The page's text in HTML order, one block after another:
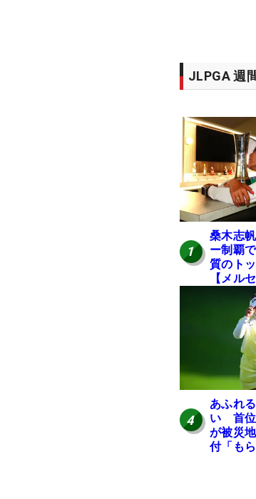
JLPGA 週
1
桑木志
ー制覇
質のト
【メル
ング番
4
あふれ
い 首位
が被災
付「も